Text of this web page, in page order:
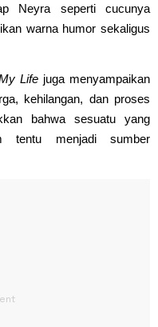
Neyra seperti cucunya
warna humor sekaligus
Life juga menyampaikan
kehilangan, dan proses
bahwa sesuatu yang
tentu menjadi sumber